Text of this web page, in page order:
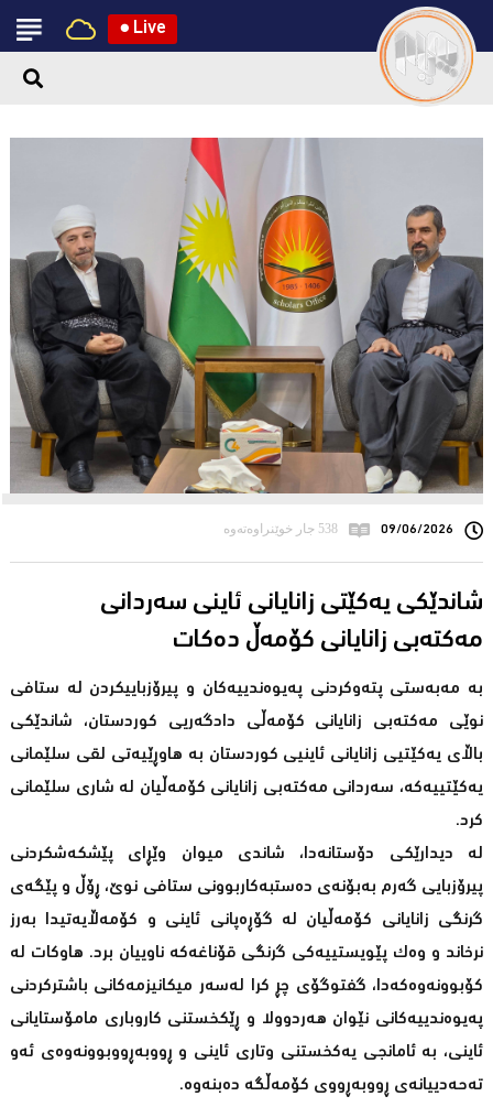
● Live
09/06/2026 538 جار خوێنراوەتەوە
شاندێكی یه‌كێتی زانایانی ئاینی سه‌ردانی
مه‌كته‌بی زانایانی كۆمه‌ڵ ده‌كات
بە مەبەستی پتەوکردنی پەیوەندییەکان و پیرۆزباییکردن لە ستافی
نوێی مەکتەبی زانایانی کۆمەڵی دادگەریی کوردستان، شاندێکی
باڵای یەکێتیی زانایانی ئاینیی کوردستان بە هاوڕێیەتی لقی سلێمانی
یەکێتییەکە، سەردانی مەکتەبی زانایانی کۆمەڵیان لە شاری سلێمانی
کرد.
لە دیدارێکی دۆستانەدا، شاندی میوان وێڕای پێشکەشکردنی
پیرۆزبایی گەرم بەبۆنەی دەستبەکاربوونی ستافی نوێ، ڕۆڵ و پێگەی
گرنگی زانایانی کۆمەڵیان لە گۆڕەپانی ئاینی و کۆمەڵایەتیدا بەرز
نرخاند و وەک پێویستییەکی گرنگی قۆناغەکە ناوییان برد. هاوکات لە
کۆبوونەوەکەدا، گفتوگۆی چڕ کرا لەسەر میکانیزمەکانی باشترکردنی
پەیوەندییەکانی نێوان هەردوولا و ڕێکخستنی کاروباری مامۆستایانی
ئاینی، بە ئامانجی یەکخستنی وتاری ئاینی و ڕووبەڕووبوونەوەی ئەو
تەحەدییانەی ڕووبەڕووی کۆمەڵگە دەبنەوە.